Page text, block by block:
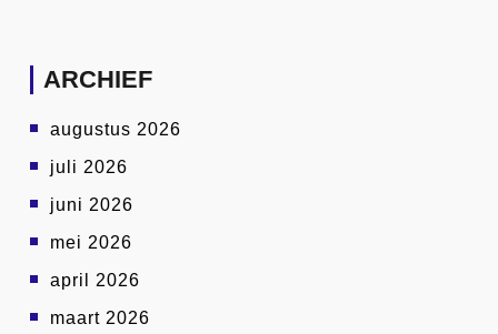
ARCHIEF
augustus 2026
juli 2026
juni 2026
mei 2026
april 2026
maart 2026